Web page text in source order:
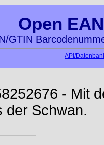
Open
GTIN
API/
- Mit
der Schwan.